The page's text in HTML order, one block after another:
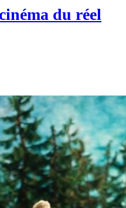
du réel